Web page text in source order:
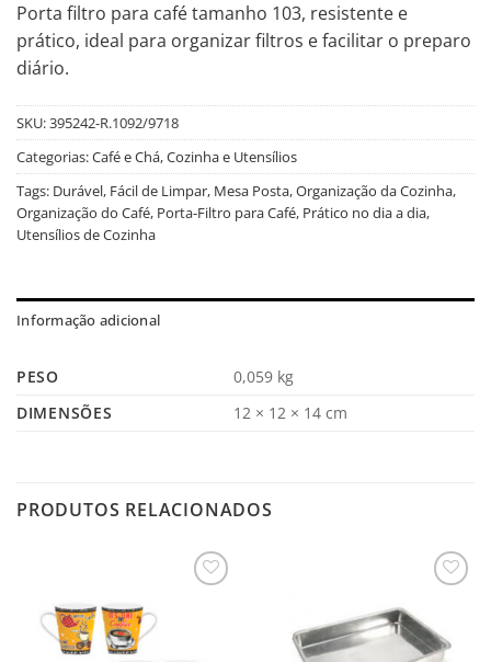
Porta filtro para café tamanho 103, resistente e
prático, ideal para organizar filtros e facilitar o preparo
diário.
SKU:395242-R.1092/9718
Categorias:Café e Chá,Cozinha e Utensílios
Tags: Durável, Fácil de Limpar, Mesa Posta,Organização da Cozinha,
Organização do Café, Porta-Filtro para Café, Prático no dia a dia,
Utensílios de Cozinha
Informação adicional
PESO
0,059 kg
DIMENSÕES
12 × 12 × 14 cm
PRODUTOS RELACIONADOS
Lista